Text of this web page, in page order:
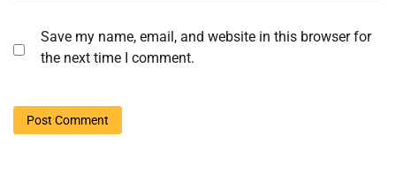
Save my name, email, and website in this browser for
the next time I comment.